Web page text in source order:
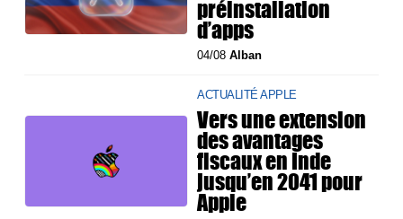
préinstallation
d’apps
04/08Alban
ACTUALITÉ APPLE
Vers une extension
des avantages
fiscaux en Inde
jusqu’en 2041 pour
Apple